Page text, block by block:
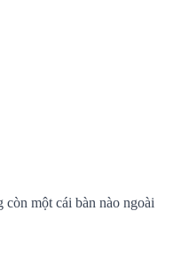
một cái bàn nào ngoài